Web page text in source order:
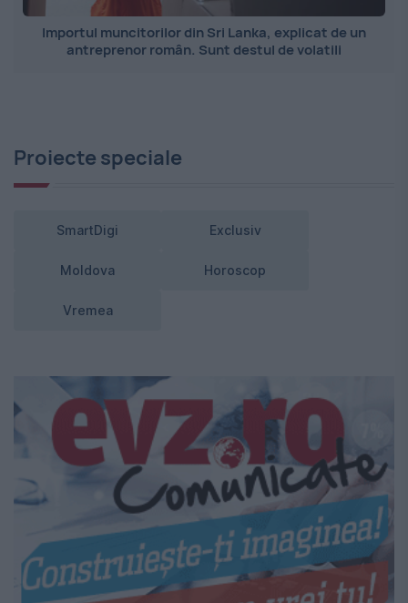
Importul muncitorilor din Sri Lanka, explicat de un
antreprenor român. Sunt destul de volatili
Proiecte speciale
SmartDigi Exclusiv
Moldova Horoscop
Vremea